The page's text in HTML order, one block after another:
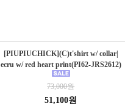
[PIUPIUCHICK](C)t'shirt w/ collar|
ecru w/ red heart print(PI62-JRS2612)
73,000원
51,100원